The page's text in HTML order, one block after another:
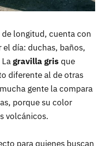
longitud, cuenta con
el día: duchas, baños,
gravilla gris que
diferente al de otras
gente la compara
porque su color
volcánicos.
para quienes buscan